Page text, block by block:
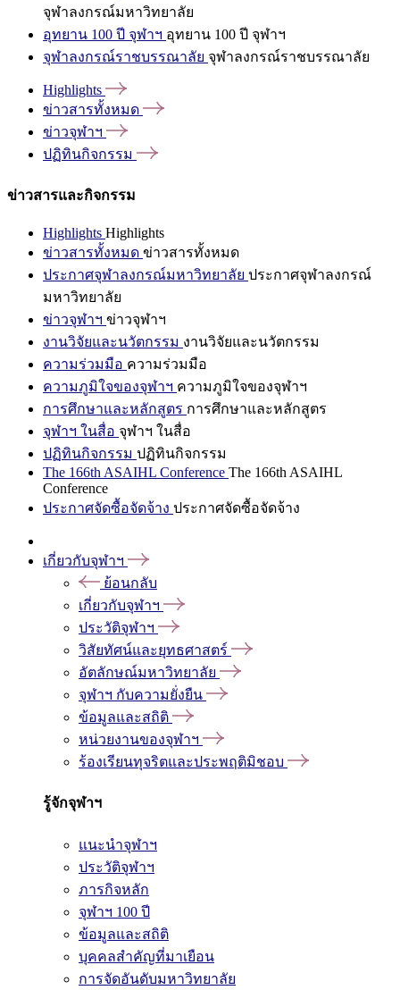
จุฬาลงกรณ์มหาวิทยาลัย
อุทยาน 100 ปี จุฬาฯ อุทยาน 100 ปี จุฬาฯ
จุฬาลงกรณ์ราชบรรณาลัย จุฬาลงกรณ์ราชบรรณาลัย
Highlights
ข่าวสารทั้งหมด
ข่าวจุฬาฯ
ปฏิทินกิจกรรม
ข่าวสารและกิจกรรม
Highlights Highlights
ข่าวสารทั้งหมด ข่าวสารทั้งหมด
ประกาศจุฬาลงกรณ์มหาวิทยาลัย ประกาศจุฬาลงกรณ์
มหาวิทยาลัย
ข่าวจุฬาฯ ข่าวจุฬาฯ
งานวิจัยและนวัตกรรม งานวิจัยและนวัตกรรม
ความร่วมมือ ความร่วมมือ
ความภูมิใจของจุฬาฯ ความภูมิใจของจุฬาฯ
การศึกษาและหลักสูตร การศึกษาและหลักสูตร
จุฬาฯ ในสื่อ จุฬาฯ ในสื่อ
ปฏิทินกิจกรรม ปฏิทินกิจกรรม
The 166th ASAIHL Conference The 166th ASAIHL
Conference
ประกาศจัดซื้อจัดจ้าง ประกาศจัดซื้อจัดจ้าง
เกี่ยวกับจุฬาฯ
ย้อนกลับ
เกี่ยวกับจุฬาฯ
ประวัติจุฬาฯ
วิสัยทัศน์และยุทธศาสตร์
อัตลักษณ์มหาวิทยาลัย
จุฬาฯ กับความยั่งยืน
ข้อมูลและสถิติ
หน่วยงานของจุฬาฯ
ร้องเรียนทุจริตและประพฤติมิชอบ
รู้จักจุฬาฯ
แนะนำจุฬาฯ
ประวัติจุฬาฯ
ภารกิจหลัก
จุฬาฯ 100 ปี
ข้อมูลและสถิติ
บุคคลสำคัญที่มาเยือน
การจัดอันดับมหาวิทยาลัย